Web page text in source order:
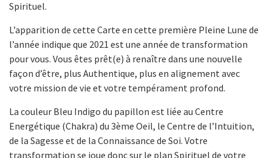
Spirituel.
L’apparition de cette Carte en cette première Pleine Lune de
l’année indique que 2021 est une année de transformation
pour vous. Vous êtes prêt(e) à renaître dans une nouvelle
façon d’être, plus Authentique, plus en alignement avec
votre mission de vie et votre tempérament profond.
La couleur Bleu Indigo du papillon est liée au Centre
Energétique (Chakra) du 3ème Oeil, le Centre de l’Intuition,
de la Sagesse et de la Connaissance de Soi. Votre
transformation se joue donc sur le plan Spirituel de votre